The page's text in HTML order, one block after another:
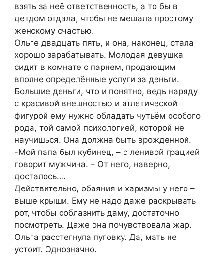
взять за неё ответственность, а то бы в
детдом отдала, чтобы не мешала простому
женскому счастью.
Ольге двадцать пять, и она, наконец, стала
хорошо зарабатывать. Молодая девушка
сидит в комнате с парнем, продающим
вполне определённые услуги за деньги.
Большие деньги, что и понятно, ведь наряду
с красивой внешностью и атлетической
фигурой ему нужно обладать чутьём особого
рода, той самой психологией, которой не
научишься. Она должна быть врождённой.
-Мой папа был кубинец, – с ленивой грацией
говорит мужчина. – От него, наверно,
досталось….
Действительно, обаяния и харизмы у него –
выше крыши. Ему не надо даже раскрывать
рот, чтобы соблазнить даму, достаточно
посмотреть. Даже она почувствовала жар.
Ольга расстегнула пуговку. Да, мать не
устоит. Однозначно.